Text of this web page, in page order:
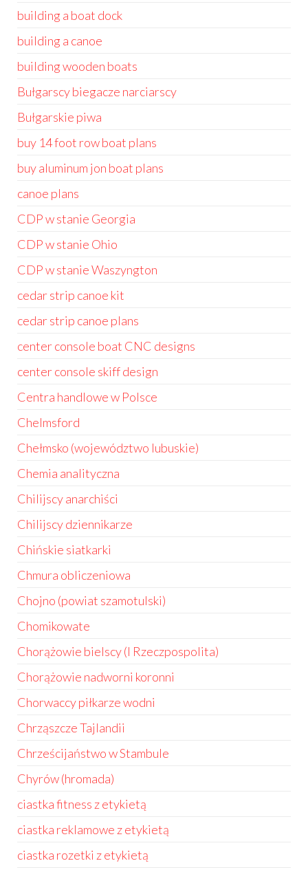
building a boat dock
building a canoe
building wooden boats
Bułgarscy biegacze narciarscy
Bułgarskie piwa
buy 14 foot row boat plans
buy aluminum jon boat plans
canoe plans
CDP w stanie Georgia
CDP w stanie Ohio
CDP w stanie Waszyngton
cedar strip canoe kit
cedar strip canoe plans
center console boat CNC designs
center console skiff design
Centra handlowe w Polsce
Chelmsford
Chełmsko (województwo lubuskie)
Chemia analityczna
Chilijscy anarchiści
Chilijscy dziennikarze
Chińskie siatkarki
Chmura obliczeniowa
Chojno (powiat szamotulski)
Chomikowate
Chorążowie bielscy (I Rzeczpospolita)
Chorążowie nadworni koronni
Chorwaccy piłkarze wodni
Chrząszcze Tajlandii
Chrześcijaństwo w Stambule
Chyrów (hromada)
ciastka fitness z etykietą
ciastka reklamowe z etykietą
ciastka rozetki z etykietą